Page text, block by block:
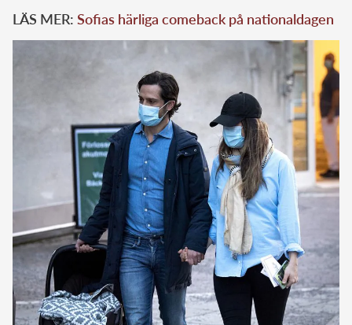
LÄS MER: Sofias härliga comeback på nationaldagen